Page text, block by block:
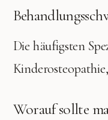
Die häufigsten
Worauf sollte